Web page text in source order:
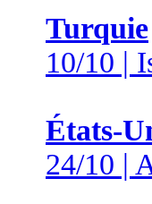
Turquie
10/10 |
États-
24/10 |